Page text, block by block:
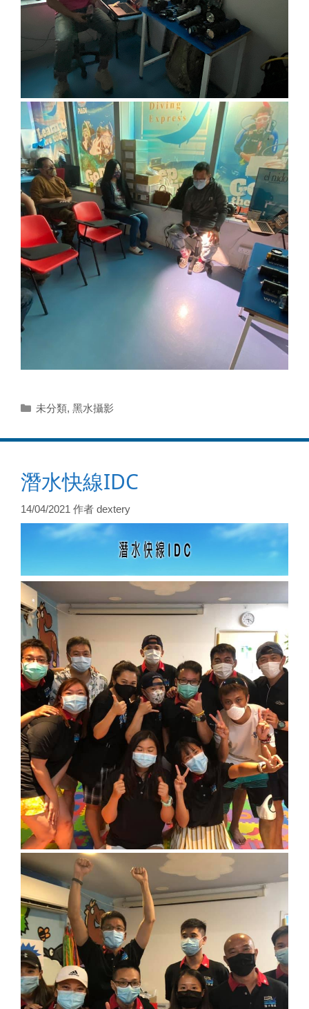
分
未分類, 黑水攝影
潛水快線IDC
14/04/2021 作者 dextery